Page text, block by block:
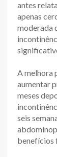
antes
apenas
moderada
A melhora
aumentar
meses
seis
benefícios